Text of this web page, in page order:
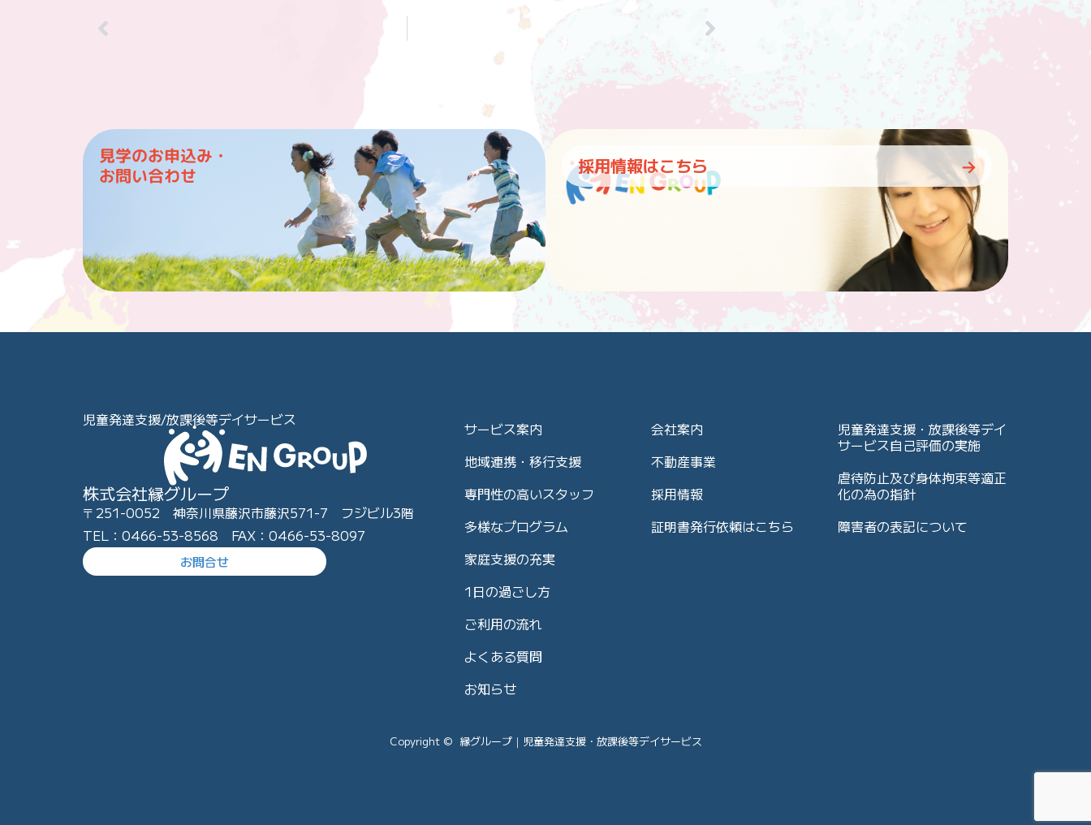
見学のお申込み・
お問い合わせ
採用情報はこちら
児童発達支援/放課後等デイサービス
株式会社縁グループ
〒251-0052 神奈川県藤沢市藤沢571-7 フジビル3階
TEL：0466-53-8568 FAX：0466-53-8097
お問合せ
サービス案内
地域連携・移行支援
専門性の高いスタッフ
多様なプログラム
家庭支援の充実
1日の過ごし方
ご利用の流れ
よくある質問
お知らせ
会社案内
不動産事業
採用情報
証明書発行依頼はこちら
児童発達支援・放課後等デイ
サービス自己評価の実施
虐待防止及び身体拘束等適正
化の為の指針
障害者の表記について
Copyright © 縁グループ｜児童発達支援・放課後等デイサービス